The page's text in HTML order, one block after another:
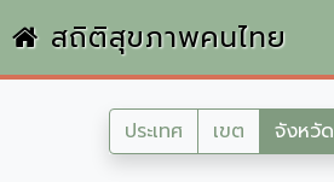
สถิติสุขภาพคนไทย
ประเทศ เขต จังหวัด